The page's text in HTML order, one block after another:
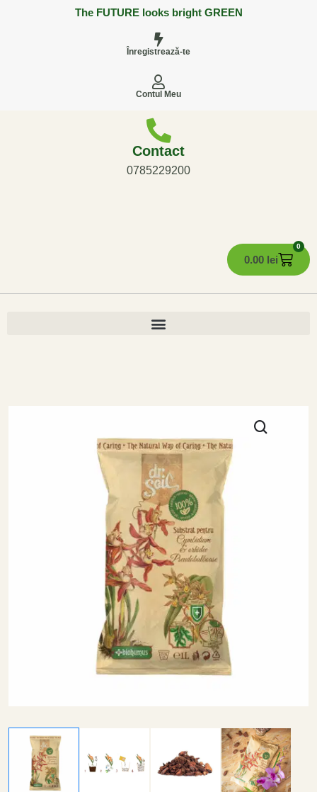
The FUTURE looks bright GREEN
Înregistrează-te
Contul Meu
Contact
0785229200
0.00 lei
0